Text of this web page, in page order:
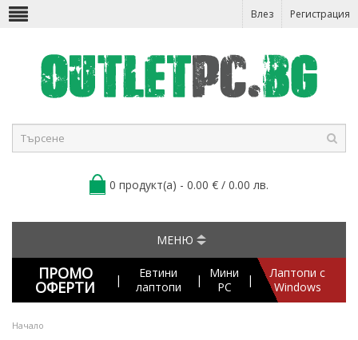
Влез Регистрация
0 продукт(а) - 0.00 € / 0.00 лв.
МЕНЮ
ПРОМО
ОФЕРТИ |
Евтини
лаптопи
|
Мини
PC
|
Лаптопи с
Windows
Начало